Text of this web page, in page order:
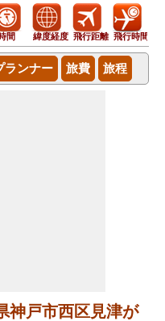
間 緯度経度 飛行距離 飛行時間
ランナー 旅費 旅程
神戸市西区見津が